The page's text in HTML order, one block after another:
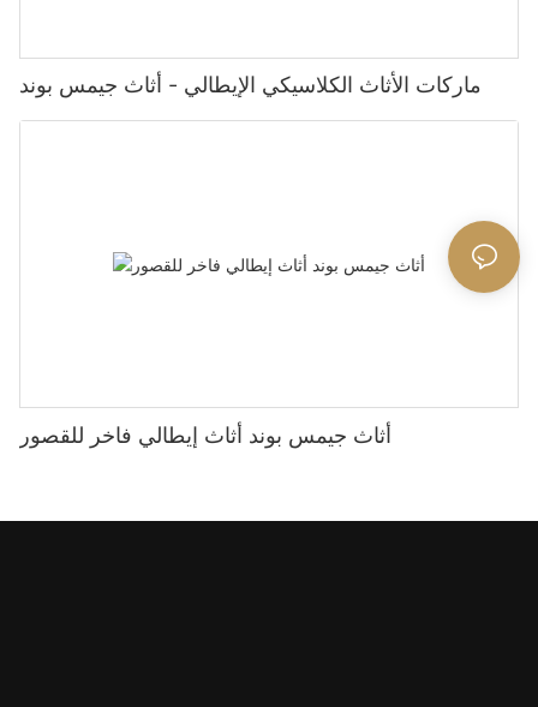
ماركات الأثاث الكلاسيكي الإيطالي - أثاث جيمس بوند
أثاث جيمس بوند أثاث إيطالي فاخر للقصور